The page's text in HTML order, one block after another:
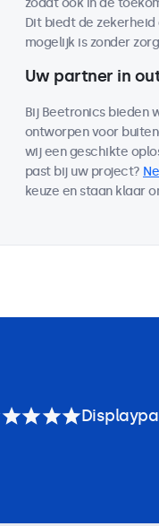
zodat ook in de
Dit biedt de
mogelijk is zonder
Uw partner in
Bij Beetronics bieden
ontworpen voor
wij een geschikte
past bij uw project?
keuze en staan klaar